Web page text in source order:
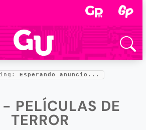
Esperando anuncio...
PELÍCULAS DE
TERROR